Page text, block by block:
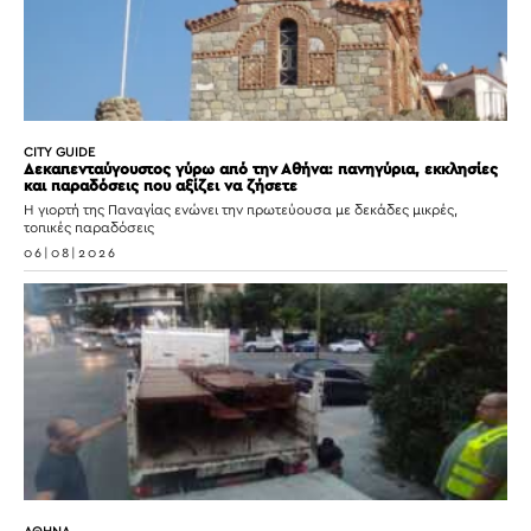
CITY GUIDE
Δεκαπενταύγουστος γύρω από την Αθήνα: πανηγύρια, εκκλησίες
και παραδόσεις που αξίζει να ζήσετε
Η γιορτή της Παναγίας ενώνει την πρωτεύουσα με δεκάδες μικρές,
τοπικές παραδόσεις
06|08|2026